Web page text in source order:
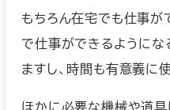
もちろん在宅でも仕事が
で仕事ができるようにな
ますし、時間も有意義に